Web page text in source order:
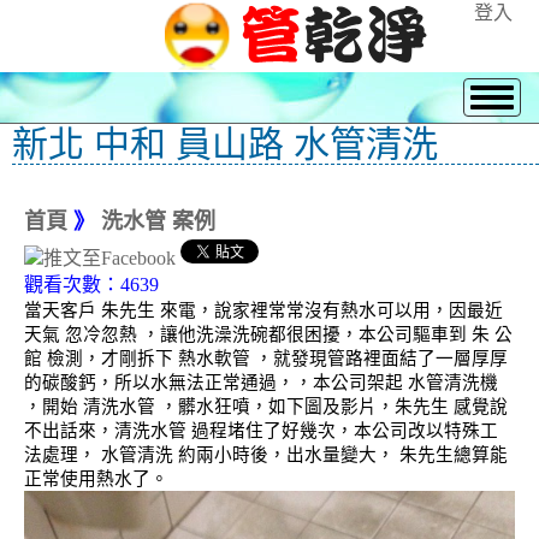
登入
新北 中和 員山路 水管清洗
首頁 》 洗水管 案例
觀看次數：4639
當天客戶 朱先生 來電，說家裡常常沒有熱水可以用，因最近
天氣 忽冷忽熱 ，讓他洗澡洗碗都很困擾，本公司驅車到 朱 公
館 檢測，才剛拆下 熱水軟管 ，就發現管路裡面結了一層厚厚
的碳酸鈣，所以水無法正常通過，，本公司架起 水管清洗機
，開始 清洗水管 ，髒水狂噴，如下圖及影片，朱先生 感覺說
不出話來，清洗水管 過程堵住了好幾次，本公司改以特殊工
法處理， 水管清洗 約兩小時後，出水量變大， 朱先生總算能
正常使用熱水了。